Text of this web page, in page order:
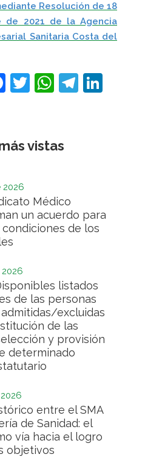
Resolución de 18
de 2021 de la Agencia
Sanitaria Costa del
Facebook
Twitter
WhatsApp
vistas
2026
Médico
un acuerdo para
de los
listados
de las personas
excluidas
de las
y provisión
determinado
entre el SMA
de Sanidad: el
vía hacia el logro
objetivos